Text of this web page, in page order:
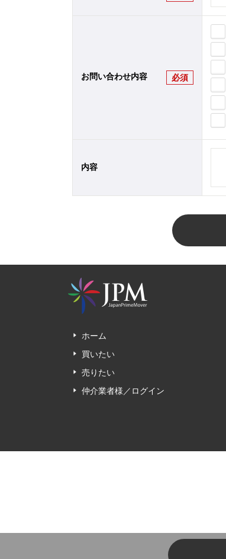
お問い合わせ内容 必須
内容
ホーム
買いたい
売りたい
仲介業者様／ログイン